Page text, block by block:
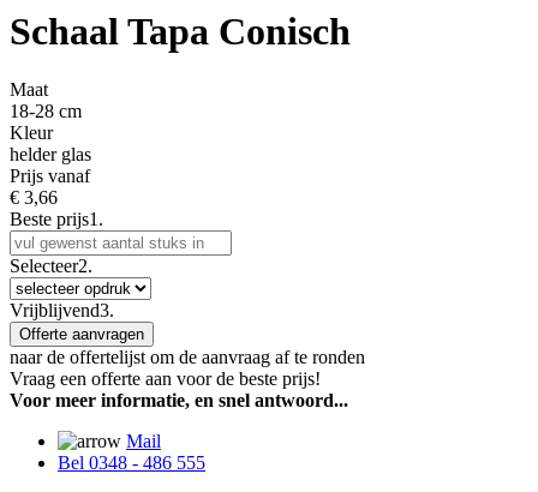
Schaal Tapa Conisch
Maat
18-28 cm
Kleur
helder glas
Prijs vanaf
€ 3,66
Beste prijs1.
Selecteer2.
Vrijblijvend3.
Offerte aanvragen
naar de offertelijst om de aanvraag af te ronden
Vraag een offerte aan voor de beste prijs!
Voor meer informatie, en snel antwoord...
Mail
Bel 0348 - 486 555